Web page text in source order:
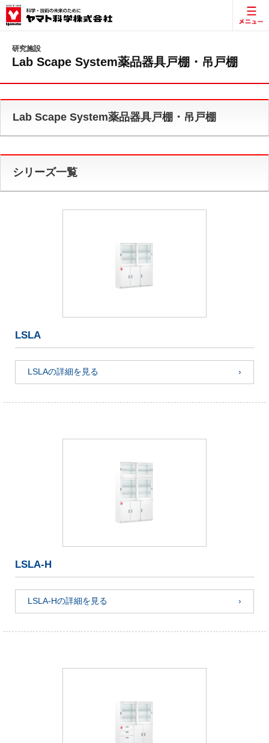
研究施設
Lab Scape System薬品器具戸棚・吊戸棚
Lab Scape System薬品器具戸棚・吊戸棚
シリーズ一覧
LSLA
LSLAの詳細を見る
LSLA-H
LSLA-Hの詳細を見る